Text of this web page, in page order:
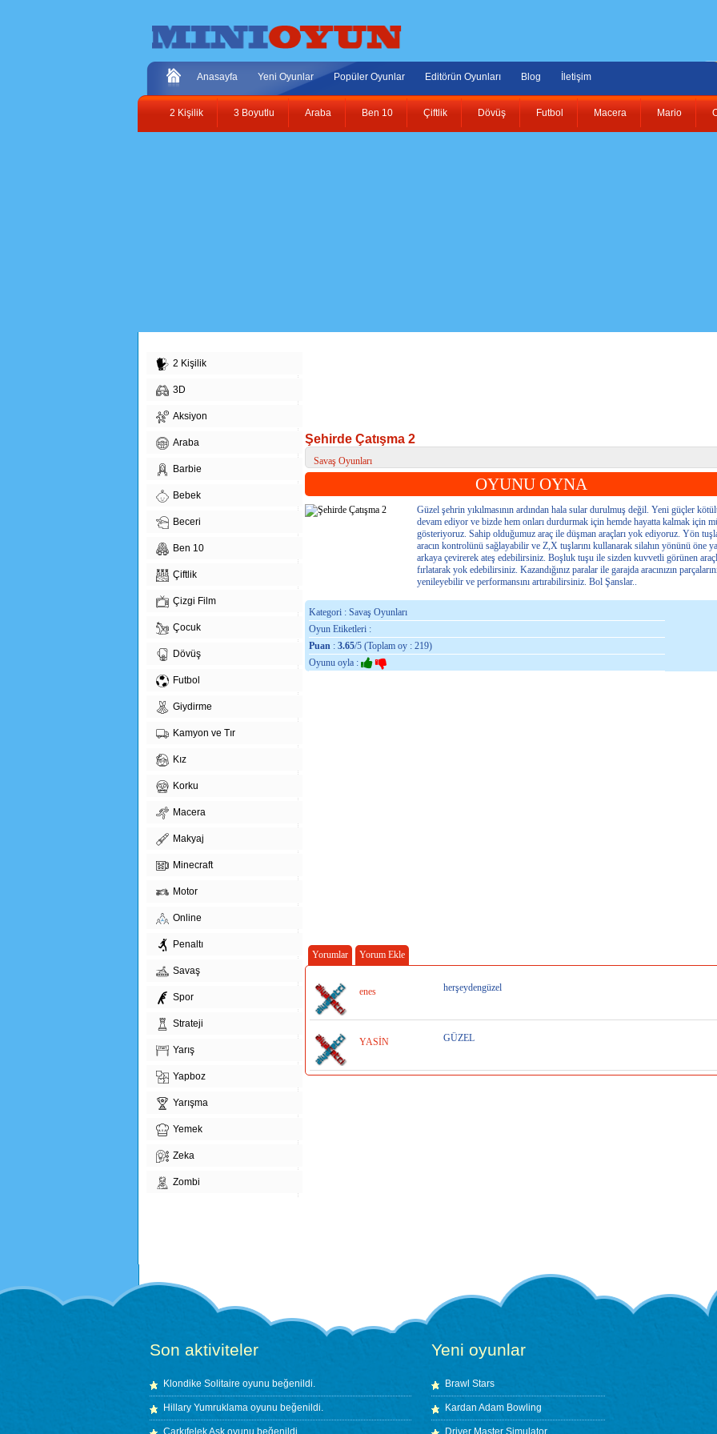
Anasayfa Yeni Oyunlar Popüler Oyunlar Editörün Oyunları Blog İletişim
2 Kişilik 3 Boyutlu Araba Ben 10 Çiftlik Dövüş Futbol Macera Mario
2 Kişilik
3D
Aksiyon
Araba
Barbie
Bebek
Beceri
Ben 10
Çiftlik
Çizgi Film
Çocuk
Dövüş
Futbol
Giydirme
Kamyon ve Tır
Kız
Korku
Macera
Makyaj
Minecraft
Motor
Online
Penaltı
Savaş
Spor
Strateji
Yarış
Yapboz
Yarışma
Yemek
Zeka
Zombi
Şehirde Çatışma 2
Savaş Oyunları
OYUNU OYNA
Güzel şehrin yıkılmasının ardından hala sular durulmuş değil. Yeni güçler
devam ediyor ve bizde hem onları durdurmak için hemde hayatta kalmak için
gösteriyoruz. Sahip olduğumuz araç ile düşman araçları yok ediyoruz. Yön
aracın kontrolünü sağlayabilir ve Z,X tuşlarını kullanarak silahın yönünü öne
arkaya çevirerek ateş edebilirsiniz. Boşluk tuşu ile sizden kuvvetli görünen
fırlatarak yok edebilirsiniz. Kazandığınız paralar ile garajda aracınızın
yenileyebilir ve performansını artırabilirsiniz. Bol Şanslar..
Kategori : Savaş Oyunları
Oyun Etiketleri :
Puan : 3.65/5 (Toplam oy : 219)
Oyunu oyla :
Yorumlar Yorum Ekle
enes herşeydengüzel
YASİN GÜZEL
Son aktiviteler
Klondike Solitaire oyunu beğenildi.
Hillary Yumruklama oyunu beğenildi.
Çarkıfelek Aşk oyunu beğenildi.
Yeni oyunlar
Brawl Stars
Kardan Adam Bowling
Driver Master Simulator